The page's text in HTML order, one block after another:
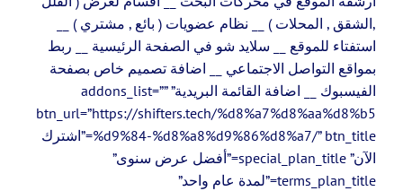
,الشقق , المحلات ) __ نظام عضويات ( بائع , مشتري ) __
استفتاء للموقع __ سلايد شو في الصفحة الرئيسية __ ربط
بمواقع التواصل الاجتماعي __ اضافة تصميم خاص بصفحة
الفيسبوك __ اضافة القائمة البريدية” addons_list=””
btn_url=”https://shifters.tech/%d8%a7%d8%aa%d8%b5
%d9%84-%d8%a8%d9%86%d8%a7/” btn_title=”اشترك
الآن” special_plan_title=”أفضل عرض سنوى”
terms_plan_title=”لمدة عام واحد”